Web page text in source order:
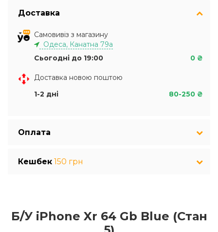
Доставка
Самовивіз з магазину
Одеса, Канатна 79а
Сьогодні до 19:00
0 ₴
Доставка новою поштою
1-2 дні
80-250 ₴
Оплата
Кешбек 150 грн
Б/У iPhone Xr 64 Gb Blue (Стан